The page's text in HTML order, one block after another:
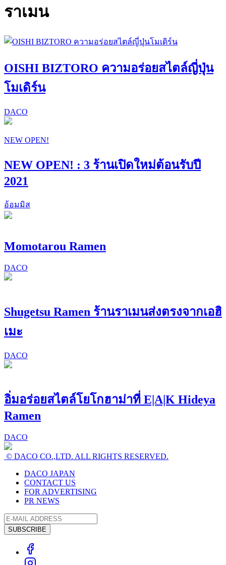
ราเมน
OISHI BIZTORO ความอร่อยสไตล์ญี่ปุ่น
โมเดิร์น
DACO
NEW OPEN!
NEW OPEN! : 3 ร้านเปิดใหม่ต้อนรับปี
2021
อ้อมมิส
Momotarou Ramen
DACO
Shugetsu Ramen ร้านราเมนส่งตรงจากเอฮิ
เมะ
DACO
อิ่มอร่อยสไตล์โยโกฮาม่าที่ E|A|K Hideya
Ramen
DACO
© DACO CO.,LTD. ALL RIGHTS RESERVED.
DACO JAPAN
CONTACT US
FOR ADVERTISING
PR NEWS